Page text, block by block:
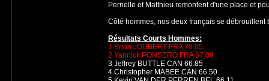
Pernelle et Matthieu remontent d'une place et
Côté hommes, nos deux français se
Résultats Courts Hommes:
1 Brian JOUBERT FRA 78.05
2 Yannick PONSERO FRA 67.09
3 Jeffrey BUTTLE CAN 66.85
4 Christopher MABEE CAN 66.50